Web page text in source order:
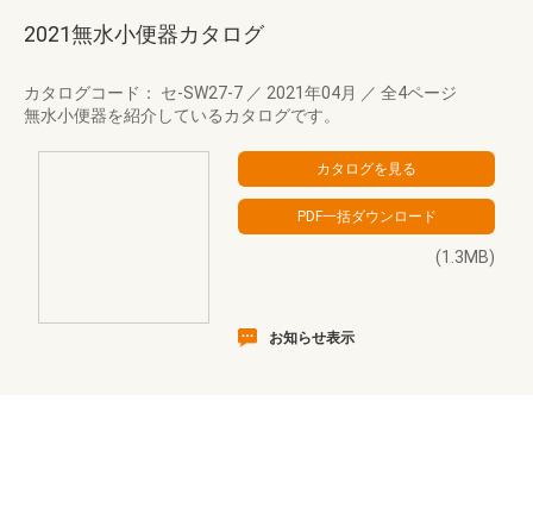
2021無水小便器カタログ
カタログコード： セ-SW27-7 ／ 2021年04月 ／ 全4ページ
無水小便器を紹介しているカタログです。
(1.3MB)
お知らせ表示